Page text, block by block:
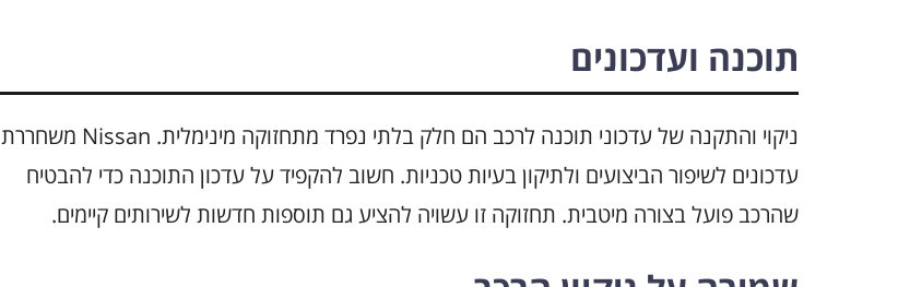
תוכנה ועדכונים
ניקוי והתקנה של עדכוני תוכנה לרכב הם חלק בלתי נפרד מתחזוקה מינימלית. Nissan משחררת
עדכונים לשיפור הביצועים ולתיקון בעיות טכניות. חשוב להקפיד על עדכון התוכנה כדי להבטיח
שהרכב פועל בצורה מיטבית. תחזוקה זו עשויה להציע גם תוספות חדשות לשירותים קיימים.